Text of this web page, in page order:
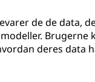
de de data,
Brugerne
deres data